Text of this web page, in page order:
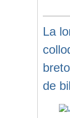
La
de